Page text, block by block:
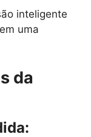
inteligente
uma
da